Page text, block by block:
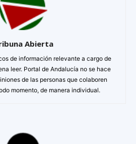
Abierta
de información relevante a cargo de
leer. Portal de Andalucía no se hace
de las personas que colaboren
momento, de manera individual.